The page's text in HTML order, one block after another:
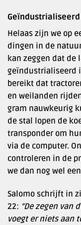
Geïndustrialiseerd
Helaas zijn we op
dingen in de
kan zeggen dat de
geïndustrialiseerd
bereikt dat
en weilanden
gram nauwkeurig
de stal lopen de
transponder om
via de computer.
controleren in de
we dan nog wel
Salomo schrijft in
22: “De zegen van
voegt er niets aan